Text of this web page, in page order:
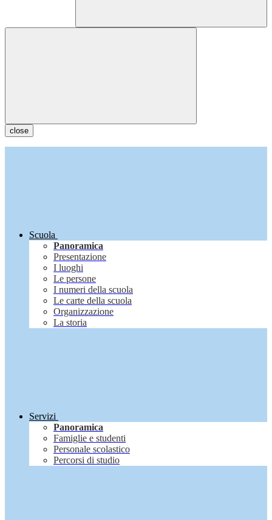
close
Scuola
Panoramica
Presentazione
I luoghi
Le persone
I numeri della scuola
Le carte della scuola
Organizzazione
La storia
Servizi
Panoramica
Famiglie e studenti
Personale scolastico
Percorsi di studio